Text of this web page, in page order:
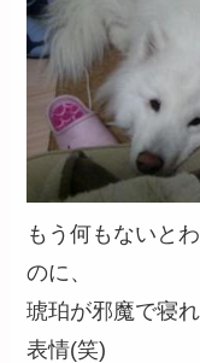
もう何もないと
のに、
琥珀が邪魔で寝
表情(笑)